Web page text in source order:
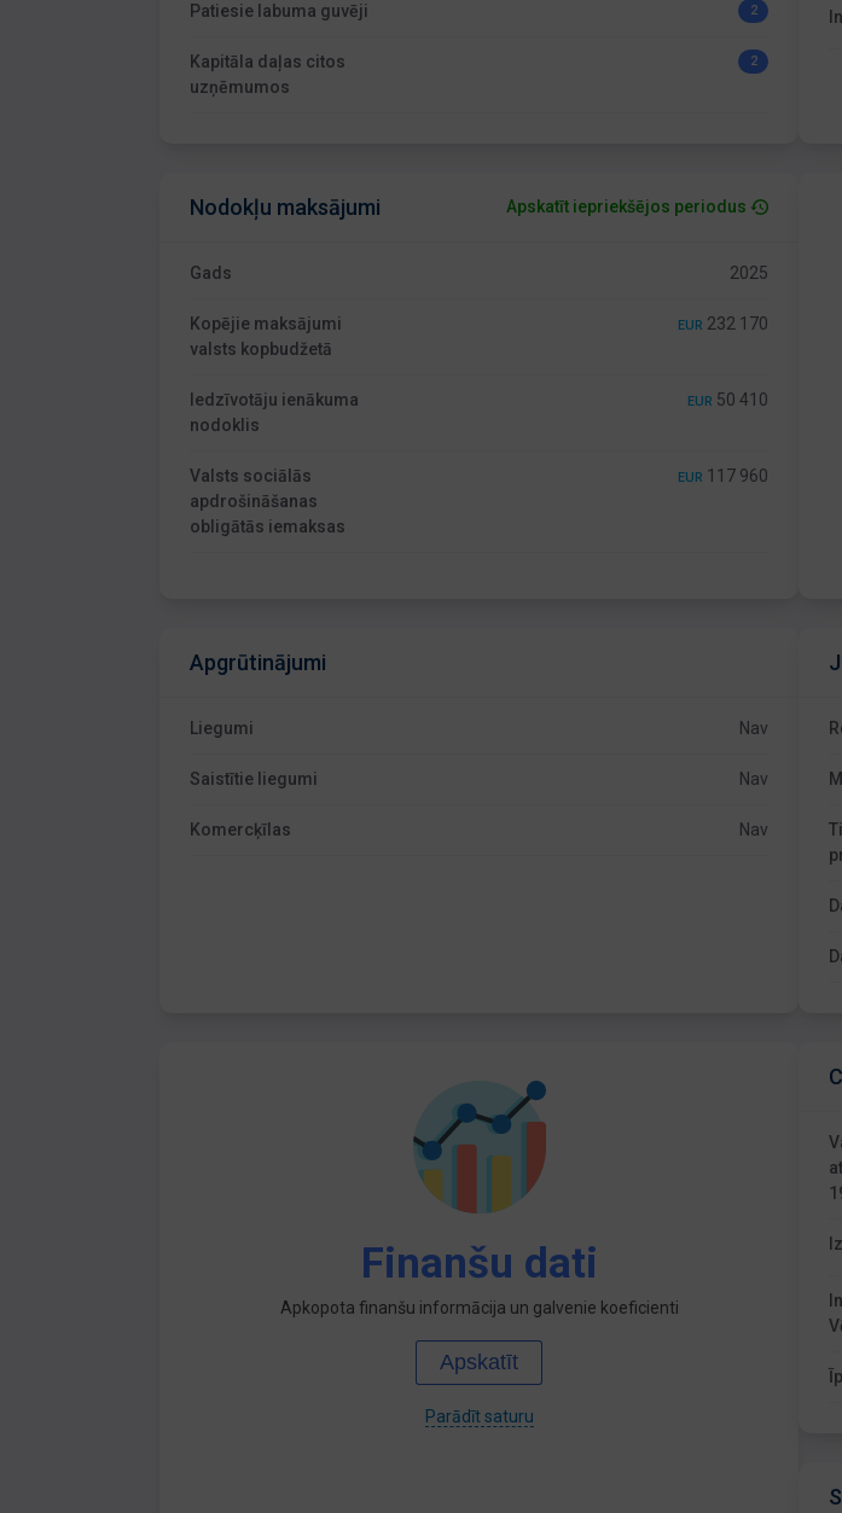
Patiesie labuma guvēji 2
Kapitāla daļas citos
uzņēmumos
2
Nodokļu maksājumi Apskatīt iepriekšējos periodus
Gads 2025
Kopējie maksājumi
valsts kopbudžetā
EUR 232 170
Iedzīvotāju ienākuma
nodoklis
EUR 50 410
Valsts sociālās
apdrošināšanas
obligātās iemaksas
EUR 117 960
Apgrūtinājumi
Liegumi Nav
Saistītie liegumi Nav
Komercķīlas Nav
Finanšu dati
Apkopota finanšu informācija un galvenie koeficienti
Apskatīt
Parādīt saturu